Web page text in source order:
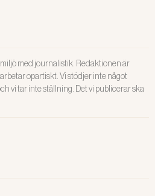
med journalistik. Redaktionen är
opartiskt. Vi stödjer inte något
vi tar inte ställning. Det vi publicerar ska